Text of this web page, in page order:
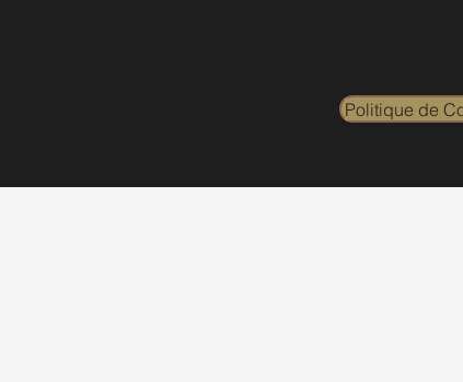
Politique de